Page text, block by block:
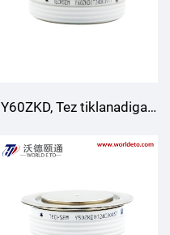
Y60ZKD, Tez tiklanadigan